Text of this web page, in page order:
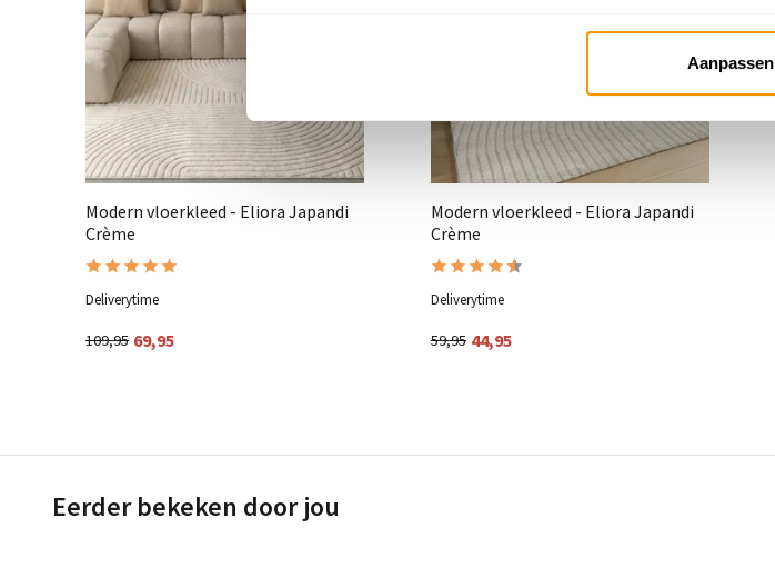
Aanpassen
Modern vloerkleed - Eliora Japandi
Crème
Deliverytime
109,95 69,95
Modern vloerkleed - Eliora Japandi
Crème
Deliverytime
59,95 44,95
Eerder bekeken door jou